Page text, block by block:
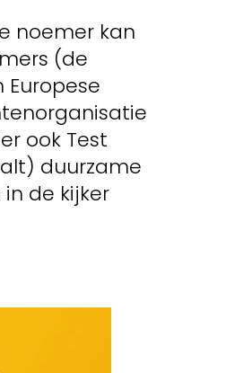
noemer kan
(de
Europese
ook Test
duurzame
de kijker